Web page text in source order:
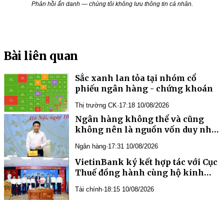
Phản hồi ẩn danh — chúng tôi không lưu thông tin cá nhân.
Bài liên quan
Sắc xanh lan tỏa tại nhóm cổ
phiếu ngân hàng - chứng khoán
Thị trường CK·17:18 10/08/2026
Ngân hàng không thể và cũng
không nên là nguồn vốn duy nhất
Ngân hàng·17:31 10/08/2026
VietinBank ký kết hợp tác với Cục
Thuế đồng hành cùng hộ kinh
Tài chính·18:15 10/08/2026